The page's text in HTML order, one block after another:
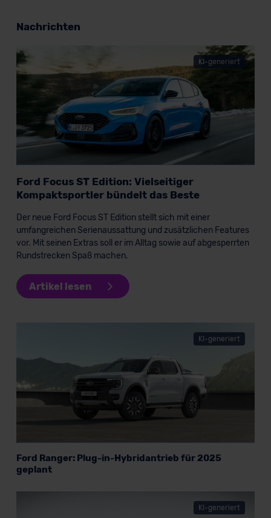
Nachrichten
KI-generiert
Ford Focus ST Edition: Vielseitiger
Kompaktsportler bündelt das Beste
Der neue Ford Focus ST Edition stellt sich mit einer
umfangreichen Serienaussattung und zusätzlichen Features
vor. Mit seinen Extras soll er im Alltag sowie auf abgesperrten
Rundstrecken Spaß machen.
Artikel lesen
KI-generiert
Ford Ranger: Plug-in-Hybridantrieb für 2025
geplant
KI-generiert